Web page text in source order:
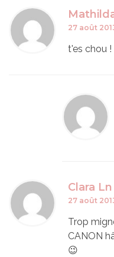
27 août
t'es chou !
Clara Ln
27 août
Trop
CANON
😉